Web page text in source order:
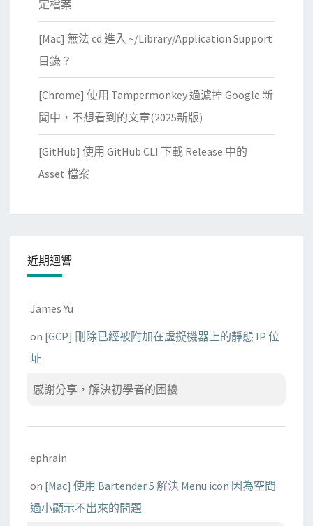
定檔案
[Mac] 無法 cd 進入 ~/Library/Application Support
目錄？
[Chrome] 使用 Tampermonkey 過濾掉 Google 新
聞中，不想看到的文章(2025新版)
[GitHub] 使用 GitHub CLI 下載 Release 中的
Asset 檔案
近期迴響
James Yu
on [GCP] 刪除已經被附加在虛擬機器上的靜態 IP 位
址
感謝分享，解決初學者的困擾
ephrain
on [Mac] 使用 Bartender 5 解決 Menu icon 因為空間
過小顯示不出來的問題